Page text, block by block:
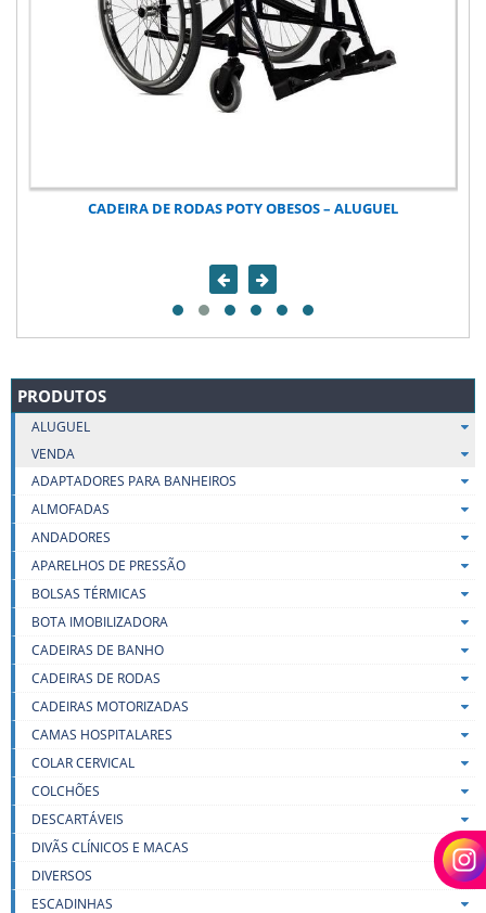
CADEIRA DE RODAS POTY OBESOS – ALUGUEL
PRODUTOS
ALUGUEL
VENDA
ADAPTADORES PARA BANHEIROS
ALMOFADAS
ANDADORES
APARELHOS DE PRESSÃO
BOLSAS TÉRMICAS
BOTA IMOBILIZADORA
CADEIRAS DE BANHO
CADEIRAS DE RODAS
CADEIRAS MOTORIZADAS
CAMAS HOSPITALARES
COLAR CERVICAL
COLCHÕES
DESCARTÁVEIS
DIVÃS CLÍNICOS E MACAS
DIVERSOS
ESCADINHAS